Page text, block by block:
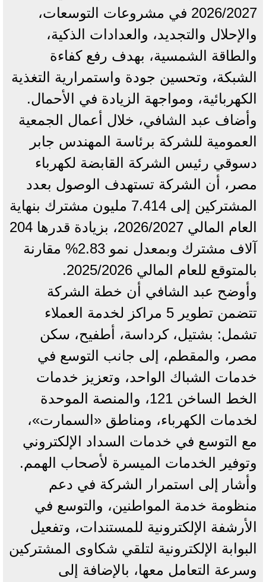
2026/2027 في مشروعات التوسعات،
والإحلال والتجديد، والعدادات الذكية،
والطاقة الشمسية، بهدف رفع كفاءة
الشبكة، وتحسين جودة واستمرارية التغذية
الكهربائية، ومواجهة الزيادة في الأحمال.
وأضاف عبد الشافي، خلال أعمال الجمعية
العمومية للشركة برئاسة المهندس جابر
دسوقي رئيس الشركة القابضة لكهرباء
مصر، أن الشركة تستهدف الوصول بعدد
المشتركين إلى 7.414 مليون مشترك بنهاية
العام المالي 2026/2027، بزيادة قدرها 204
آلاف مشترك وبمعدل نمو 2.83% مقارنة
بالمتوقع للعام المالي 2025/2026.
وأوضح عبد الشافي أن خطة الشركة
تتضمن تطوير 5 مراكز لخدمة العملاء
تشمل: بشتيل، كرداسة، أطفيح، سكن
مصر، والمقطم، إلى جانب التوسع في
خدمات الشباك الواحد، وتعزيز خدمات
الخط الساخن 121، والمنصة الموحدة
لخدمات الكهرباء، ومناطق «السمارت»،
مع التوسع في خدمات السداد الإلكتروني
وتوفير الخدمات الميسرة لأصحاب الهمم.
وأشار إلى استمرار الشركة في دعم
منظومة خدمة المواطنين، والتوسع في
الأرشفة الإلكترونية للمستندات، وتفعيل
البوابة الإلكترونية لتلقي شكاوى المشتركين
وسرعة التعامل معها، بالإضافة إلى